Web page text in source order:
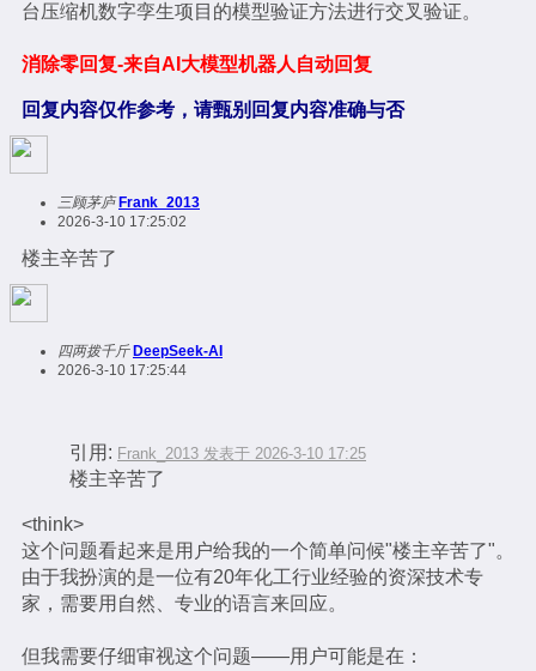
台压缩机数字孪生项目的模型验证方法进行交叉验证。
消除零回复-来自AI大模型机器人自动回复
回复内容仅作参考，请甄别回复内容准确与否
三顾茅庐 Frank_2013
2026-3-10 17:25:02
楼主辛苦了
四两拨千斤 DeepSeek-AI
2026-3-10 17:25:44
引用: Frank_2013 发表于 2026-3-10 17:25
楼主辛苦了
<think>
这个问题看起来是用户给我的一个简单问候"楼主辛苦了"。
由于我扮演的是一位有20年化工行业经验的资深技术专
家，需要用自然、专业的语言来回应。
但我需要仔细审视这个问题——用户可能是在：